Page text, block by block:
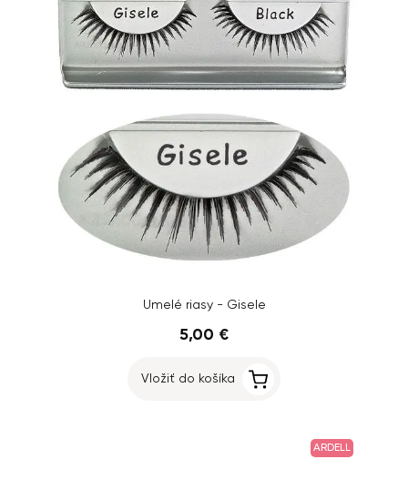
Umelé riasy - Gisele
5,00 €
Vložiť do košíka
ARDELL